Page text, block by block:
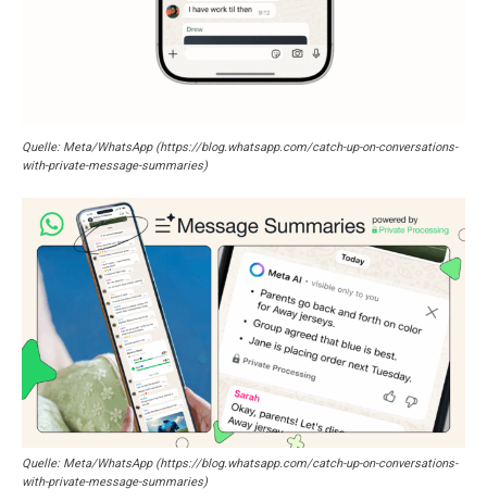
Quelle: Meta/WhatsApp (https://blog.whatsapp.com/catch-up-on-conversations-
with-private-message-summaries)
Quelle: Meta/WhatsApp (https://blog.whatsapp.com/catch-up-on-conversations-
with-private-message-summaries)